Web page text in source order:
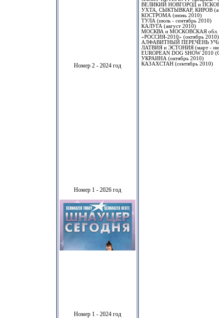
Номер 2 - 2024 год
Номер 1 - 2026 год
Номер 1 - 2024 год
ВЕЛИКИЙ НОВГОРОД и ПСКОВ
УХТА, СЫКТЫВКАР, КИРОВ
КОСТРОМА (июнь 2010)
ТУЛА (июль - сентябрь 2010)
КАЛУГА (август 2010)
МОСКВА и МОСКОВСКАЯ обл.
«РОССИЯ-2010» (октябрь 2010)
АЛФАВИТНЫЙ ПЕРЕЧЕНЬ
ЛАТВИЯ и ЭСТОНИЯ (март -
EUROPEAN DOG SHOW 2010
УКРАИНА (октябрь 2010)
КАЗАХСТАН (сентябрь 2010)